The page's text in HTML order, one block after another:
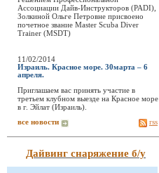
Ассоциации Дайв-Инструкторов (PADI),
Золкиной Ольге Петровне присвоено
почетное звание Master Scuba Diver
Trainer (MSDT)
11/02/2014
Израиль. Красное море. 30марта – 6
апреля.
Приглашаем вас принять участие в
третьем клубном выезде на Красное море
в г. Эйлат (Израиль).
все новости rss
Дайвинг снаряжение б/у